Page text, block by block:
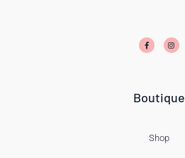
c
e
b
s
t
a
Boutique
Shop